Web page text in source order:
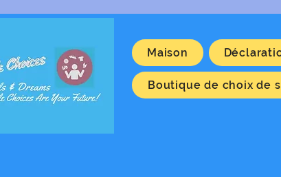
Maison
Boutique de choix de